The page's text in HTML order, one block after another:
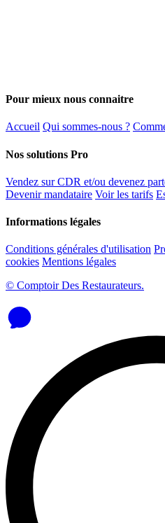
Pour mieux nous connaitre
Accueil Qui sommes-nous ?
Nos solutions Pro
Vendez sur CDR et/ou devenez
Devenir mandataire Voir les tarifs
Informations légales
Conditions générales d'utilisation
cookies Mentions légales
© Comptoir Des Restaurateurs.